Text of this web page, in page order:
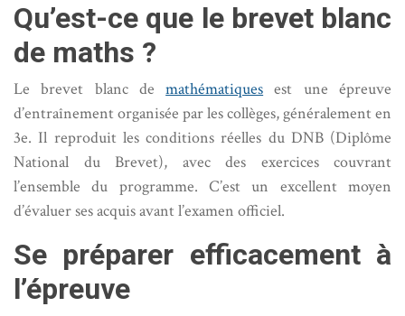
Qu’est-ce que le brevet blanc
de maths ?
Le brevet blanc demathématiques est une épreuve
d’entraînement organisée par les collèges, généralement en
3e. Il reproduit les conditions réelles du DNB (Diplôme
National du Brevet), avec des exercices couvrant
l’ensemble du programme. C’est un excellent moyen
d’évaluer ses acquis avant l’examen officiel.
Se préparer efficacement à
l’épreuve